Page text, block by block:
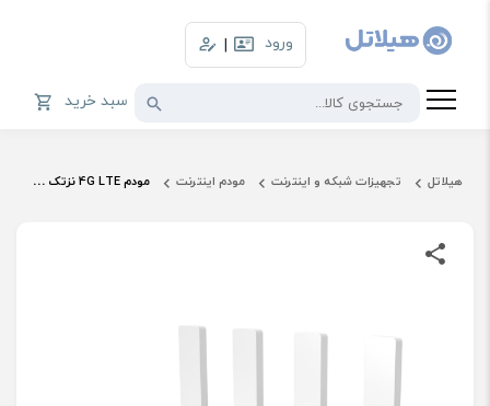
ورود |
سبد خرید
هیلاتل تجهیزات شبکه و اینترنت مودم اینترنت مودم 4G LTE نزتک مدل NZT77-UX400